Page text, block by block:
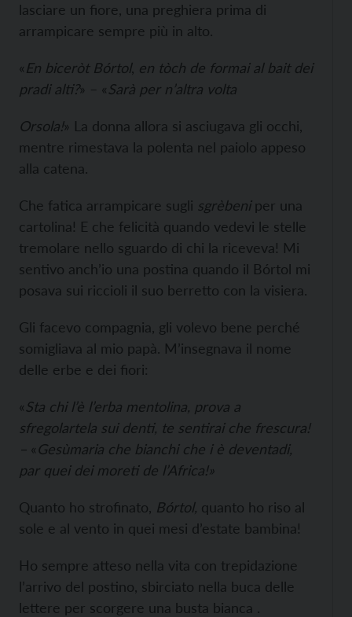
lasciare un fiore, una preghiera prima di
arrampicare sempre più in alto.
«En biceròt Bórtol, en tòch de formai al bait dei
pradi alti?» – «Sarà per n’altra volta
Orsola!» La donna allora si asciugava gli occhi,
mentre rimestava la polenta nel paiolo appeso
alla catena.
Che fatica arrampicare sugli sgrèbeni per una
cartolina! E che felicità quando vedevi le stelle
tremolare nello sguardo di chi la riceveva! Mi
sentivo anch’io una postina quando il Bórtol mi
posava sui riccioli il suo berretto con la visiera.
Gli facevo compagnia, gli volevo bene perché
somigliava al mio papà. M’insegnava il nome
delle erbe e dei fiori:
«Sta chi l’è l’erba mentolina, prova a
sfregolartela sui denti, te sentirai che frescura!
– « Gesùmaria che bianchi che i è deventadi,
par quei dei moreti de l’Africa!»
Quanto ho strofinato, Bórtol, quanto ho riso al
sole e al vento in quei mesi d’estate bambina!
Ho sempre atteso nella vita con trepidazione
l’arrivo del postino, sbirciato nella buca delle
lettere per scorgere una busta bianca .